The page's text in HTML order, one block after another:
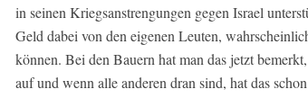
in seinen Kriegsanstrengungen gegen Israel
Geld dabei von den eigenen Leuten,
können. Bei den Bauern hat man das jetzt
auf und wenn alle anderen dran sind, hat das